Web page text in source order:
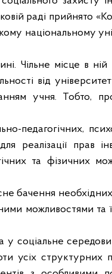
раді прийнято
національному
Чільне місце в ній
від
учня. Тобто,
педагогічних,
реалізації прав
та фізичних
бачення необхідних
можливостями та
у соціальне
усіх структурних